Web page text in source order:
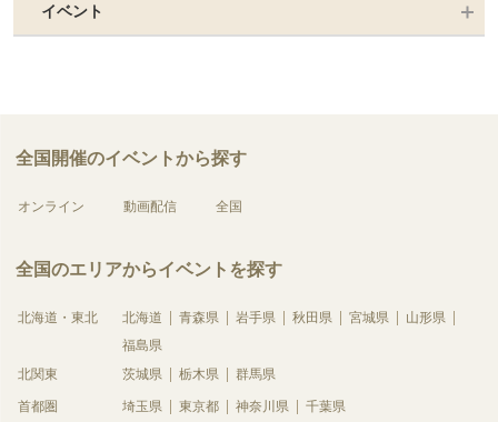
イベント
全国開催のイベントから探す
オンライン 動画配信 全国
全国のエリアからイベントを探す
北海道・東北 北海道 青森県 岩手県 秋田県 宮城県
山形県
福島県
北関東
茨城県 栃木県 群馬県
首都圏 埼玉県 東京都 神奈川県 千葉県